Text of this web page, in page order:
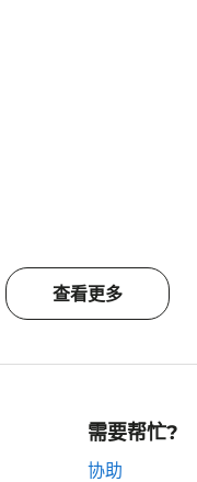
查看更多
需要帮忙?
协助